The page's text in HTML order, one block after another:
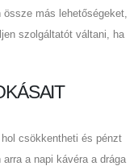
más lehetőségeket,
szolgáltatót váltani, ha
csökkentheti és pénzt
a napi kávéra a drága